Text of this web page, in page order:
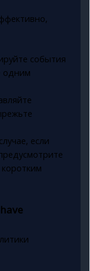
события
одним
если